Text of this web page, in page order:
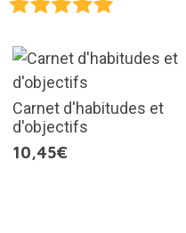
Carnet d'habitudes et
d'objectifs
10,45€